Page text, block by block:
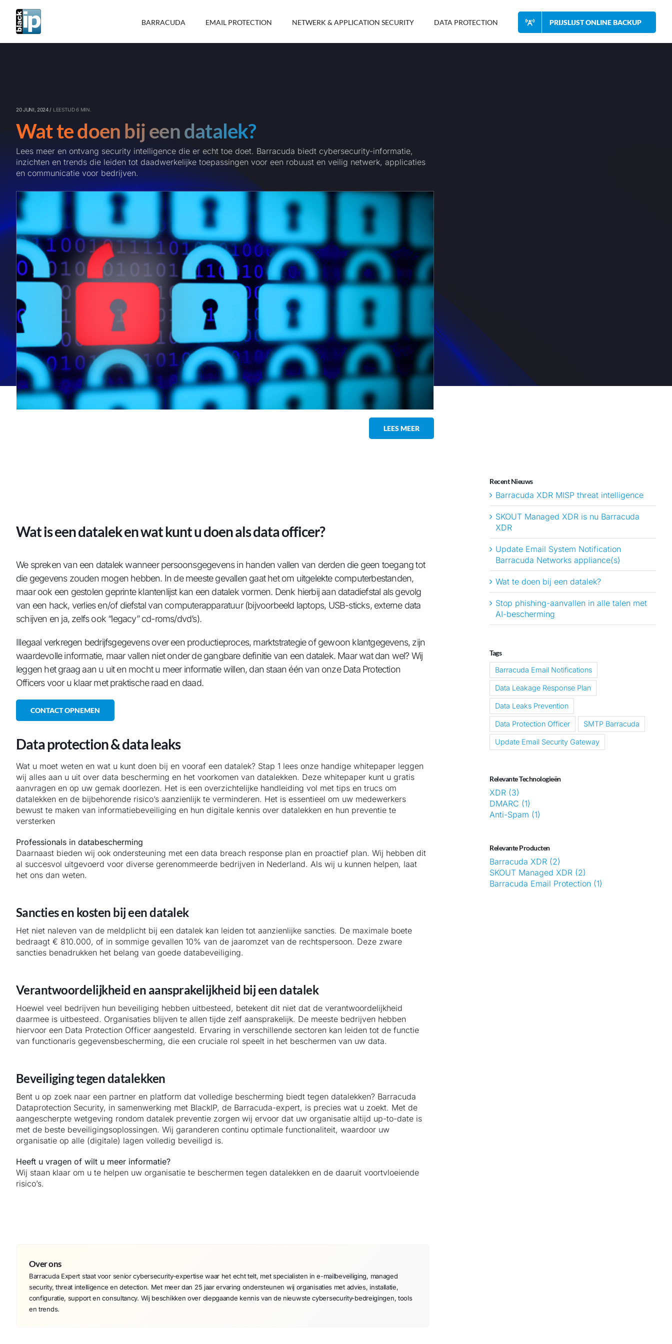
inhoud
BARRACUDA EMAIL PROTECTION NETWERK & APPLICATION SECURITY DATA PROTECTION PRIJSLIJST ONLINE BACKUP
20 JUNI, 2024 / LEESTIJD 6 MIN.
Wat te doen bij een datalek?
Lees meer en ontvang security intelligence die er echt toe doet. Barracuda biedt cybersecurity-informatie,
inzichten en trends die leiden tot daadwerkelijke toepassingen voor een robuust en veilig netwerk, applicaties
en communicatie voor bedrijven.
LEES MEER
Wat is een datalek en wat kunt u doen als data officer?
We spreken van een datalek wanneer persoonsgegevens in handen vallen van derden die geen toegang tot
die gegevens zouden mogen hebben. In de meeste gevallen gaat het om uitgelekte computerbestanden,
maar ook een gestolen geprinte klantenlijst kan een datalek vormen. Denk hierbij aan datadiefstal als gevolg
van een hack, verlies en/of diefstal van computerapparatuur (bijvoorbeeld laptops, USB-sticks, externe data
schijven en ja, zelfs ook “legacy” cd-roms/dvd’s).
Illegaal verkregen bedrijfsgegevens over een productieproces, marktstrategie of gewoon klantgegevens, zijn
waardevolle informatie, maar vallen niet onder de gangbare definitie van een datalek. Maar wat dan wel? Wij
leggen het graag aan u uit en mocht u meer informatie willen, dan staan één van onze Data Protection
Officers voor u klaar met praktische raad en daad.
CONTACT OPNEMEN
Data protection & data leaks
Wat u moet weten en wat u kunt doen bij en vooraf een datalek? Stap 1 lees onze handige whitepaper leggen
wij alles aan u uit over data bescherming en het voorkomen van datalekken. Deze whitepaper kunt u gratis
aanvragen en op uw gemak doorlezen. Het is een overzichtelijke handleiding vol met tips en trucs om
datalekken en de bijbehorende risico’s aanzienlijk te verminderen. Het is essentieel om uw medewerkers
bewust te maken van informatiebeveiliging en hun digitale kennis over datalekken en hun preventie te
versterken
Professionals in databescherming
Daarnaast bieden wij ook ondersteuning met een data breach response plan en proactief plan. Wij hebben dit
al succesvol uitgevoerd voor diverse gerenommeerde bedrijven in Nederland. Als wij u kunnen helpen, laat
het ons dan weten.
Sancties en kosten bij een datalek
Het niet naleven van de meldplicht bij een datalek kan leiden tot aanzienlijke sancties. De maximale boete
bedraagt € 810.000, of in sommige gevallen 10% van de jaaromzet van de rechtspersoon. Deze zware
sancties benadrukken het belang van goede databeveiliging.
Verantwoordelijkheid en aansprakelijkheid bij een datalek
Hoewel veel bedrijven hun beveiliging hebben uitbesteed, betekent dit niet dat de verantwoordelijkheid
daarmee is uitbesteed. Organisaties blijven te allen tijde zelf aansprakelijk. De meeste bedrijven hebben
hiervoor een Data Protection Officer aangesteld. Ervaring in verschillende sectoren kan leiden tot de functie
van functionaris gegevensbescherming, die een cruciale rol speelt in het beschermen van uw data.
Beveiliging tegen datalekken
Bent u op zoek naar een partner en platform dat volledige bescherming biedt tegen datalekken? Barracuda
Dataprotection Security, in samenwerking met BlackIP, de Barracuda-expert, is precies wat u zoekt. Met de
aangescherpte wetgeving rondom datalek preventie zorgen wij ervoor dat uw organisatie altijd up-to-date is
met de beste beveiligingsoplossingen. Wij garanderen continu optimale functionaliteit, waardoor uw
organisatie op alle (digitale) lagen volledig beveiligd is.
Heeft u vragen of wilt u meer informatie?
Wij staan klaar om u te helpen uw organisatie te beschermen tegen datalekken en de daaruit voortvloeiende
risico’s.
Over ons
Barracuda Expert staat voor senior cybersecurity-expertise waar het echt telt, met specialisten in e-mailbeveiliging, managed
security, threat intelligence en detection. Met meer dan 25 jaar ervaring ondersteunen wij organisaties met advies, installatie,
configuratie, support en consultancy. Wij beschikken over diepgaande kennis van de nieuwste cybersecurity-bedreigingen, tools
en trends.
Recent Nieuws
Barracuda XDR MISP threat intelligence
SKOUT Managed XDR is nu Barracuda
XDR
Update Email System Notification
Barracuda Networks appliance(s)
Wat te doen bij een datalek?
Stop phishing-aanvallen in alle talen met
AI-bescherming
Tags
Barracuda Email Notifications
Data Leakage Response Plan
Data Leaks Prevention
Data Protection Officer SMTP Barracuda
Update Email Security Gateway
Relevante Technologieën
XDR (3)
DMARC (1)
Anti-Spam (1)
Relevante Producten
Barracuda XDR (2)
SKOUT Managed XDR (2)
Barracuda Email Protection (1)